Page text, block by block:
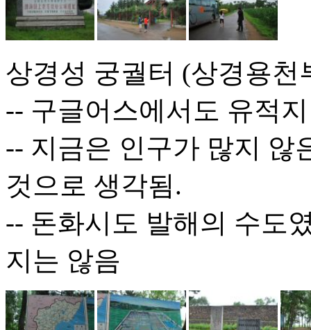
상경성 궁궐터 (상경용천
-- 구글어스에서도 유적
-- 지금은 인구가 많지 않
것으로 생각됨.
-- 돈화시도 발해의 수도
지는 않음